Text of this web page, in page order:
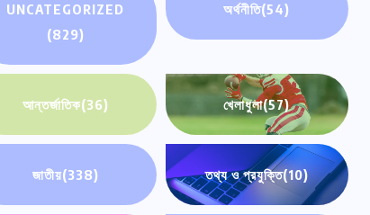
UNCATEGORIZED
(829)
অর্থনীতি(54)
আন্তর্জাতিক(36) খেলাধুলা(57)
জাতীয়(338) তথ্য ও প্রযুক্তি(10)